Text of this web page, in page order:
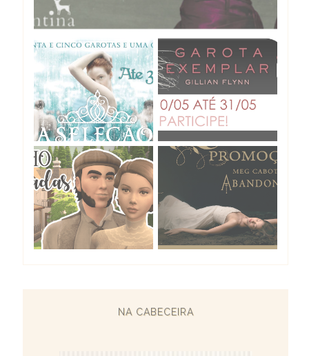
NA CABECEIRA